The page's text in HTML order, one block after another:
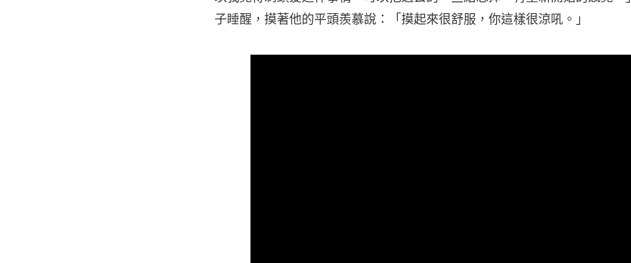
子睡醒，摸著他的平頭羨慕說：「摸起來很舒服，你這樣很涼吼。」